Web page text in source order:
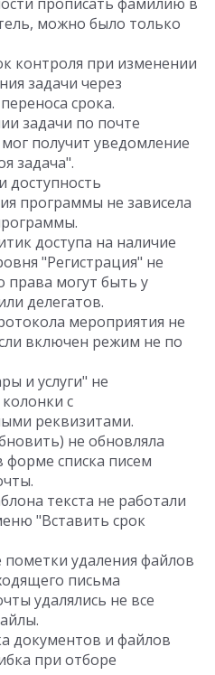
можно было только
контроля при изменении
задачи через
срока.
задачи по почте
получит уведомление
задача".
доступность
программы не зависела
доступа на наличие
"Регистрация" не
права могут быть у
делегатов.
мероприятия не
включен режим не по
и услуги" не
с
реквизитами.
не обновляла
форме списка писем
текста не работали
"Вставить срок
пометки удаления файлов
письма
удалялись не все
документов и файлов
при отборе